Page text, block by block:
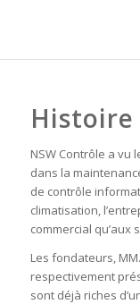
Histoire
NSW Contrôle a vu
dans la
de contrôle
climatisation,
commercial
Les fondateurs,
respectivement
sont déjà riches